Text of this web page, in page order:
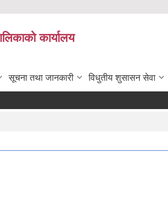
कार्यालय
सूचना तथा जानकारी विधुतीय शुसासन सेवा